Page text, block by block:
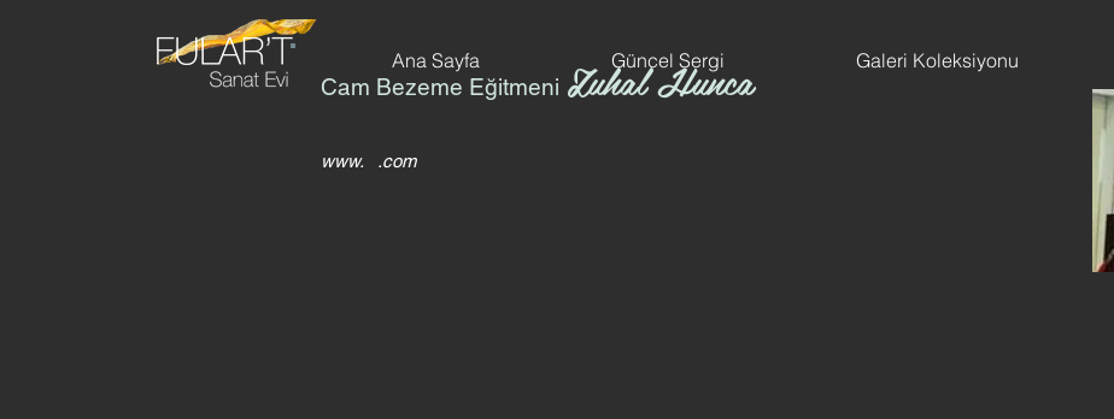
Cam Bezeme Eğitmeni Zuhal Hunca
www. .com
Ana Sayfa Güncel Sergi Galeri Koleksiyonu